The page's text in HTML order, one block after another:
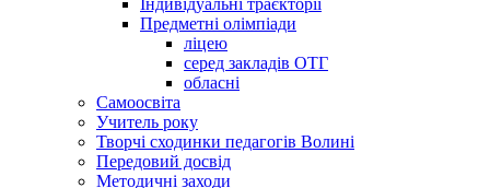
Індивідуальні траєкторії
Предметні олімпіади
ліцею
серед закладів ОТГ
обласні
Самоосвіта
Учитель року
Творчі сходинки педагогів Волині
Передовий досвід
Методичні заходи